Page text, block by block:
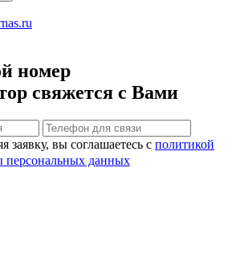
номер
свяжется с Вами
заявку, вы соглашаетесь с политикой
персональных данных